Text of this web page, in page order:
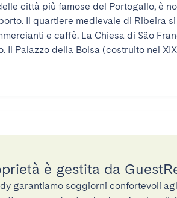
città più famose del Portogallo, è
Il quartiere medievale di Ribeira
e caffè. La Chiesa di São
Il Palazzo della Bolsa (costruito nel
è gestita da
garantiamo soggiorni confortevoli